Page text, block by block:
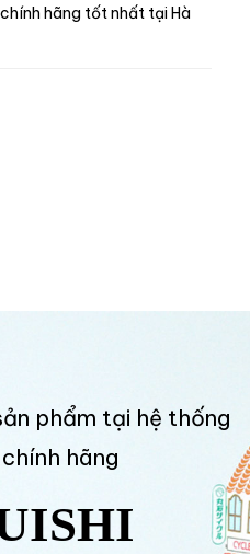
hãng tốt nhất tại Hà
phẩm tại hệ thống
hãng